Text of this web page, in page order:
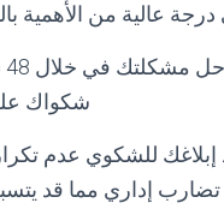
عالية من الأهمية
شكواك
تضارب إداري مما قد